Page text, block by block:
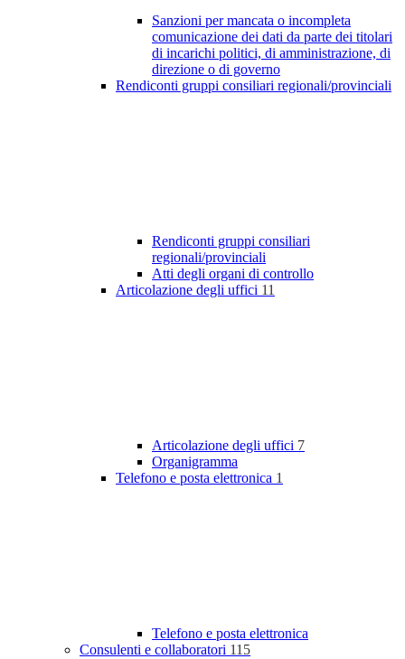
Sanzioni per mancata o incompleta
comunicazione dei dati da parte dei titolari
di incarichi politici, di amministrazione, di
direzione o di governo
Rendiconti gruppi consiliari regionali/provinciali
Rendiconti gruppi consiliari
regionali/provinciali
Atti degli organi di controllo
Articolazione degli uffici 11
Articolazione degli uffici 7
Organigramma
Telefono e posta elettronica 1
Telefono e posta elettronica
Consulenti e collaboratori 115